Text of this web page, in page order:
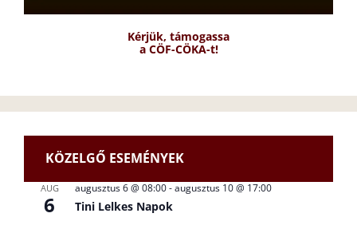
Kérjük, támogassa
a CÖF-CÖKA-t!
KÖZELGŐ ESEMÉNYEK
AUG
6
augusztus 6 @ 08:00-augusztus 10 @ 17:00
Tini Lelkes Napok